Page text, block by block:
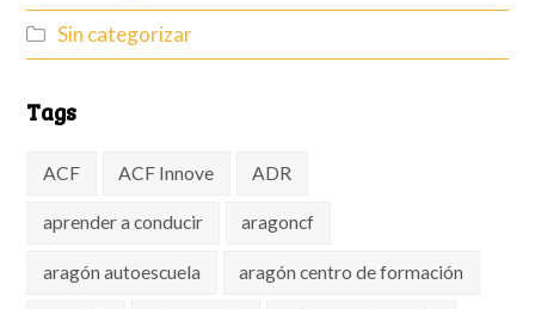
Sin categorizar
Tags
ACF ACF Innove ADR
aprender a conducir aragoncf
aragón autoescuela aragón centro de formación